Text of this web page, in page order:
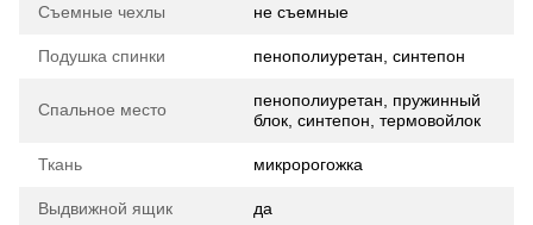
Съемные чехлы не съемные
Подушка спинки пенополиуретан, синтепон
Спальное место
пенополиуретан, пружинный
блок, синтепон, термовойлок
Ткань микророгожка
Выдвижной ящик да